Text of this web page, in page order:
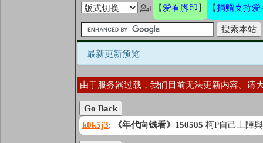
💁ℹ 【爱看脚印 】 【捐赠支持爱
最新更新预览
由于服务器过载，我们目前无法更新内容。请
Go Back
k0k5j3: 《年代向钱看》150505 柯P自己上陣